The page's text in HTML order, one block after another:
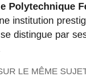
Polytechnique
institution
distingue par
LE MÊME